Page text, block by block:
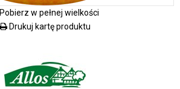
Pobierz w pełnej wielkości
Drukuj kartę produktu